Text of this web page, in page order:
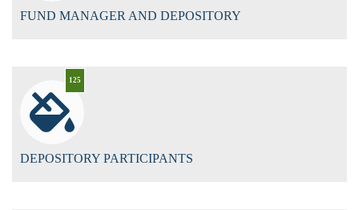
FUND MANAGER AND DEPOSITORY
125
DEPOSITORY PARTICIPANTS